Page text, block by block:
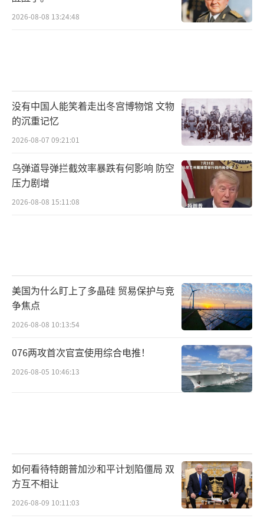
2026-08-08 13:24:48
没有中国人能笑着走出冬宫博物馆 文物
的沉重记忆
2026-08-07 09:21:01
乌弹道导弹拦截效率暴跌有何影响 防空
压力剧增
2026-08-08 15:11:08
美国为什么盯上了多晶硅 贸易保护与竞
争焦点
2026-08-08 10:13:54
076两攻首次官宣使用综合电推！
2026-08-05 10:46:13
如何看待特朗普加沙和平计划陷僵局 双
方互不相让
2026-08-09 10:11:03